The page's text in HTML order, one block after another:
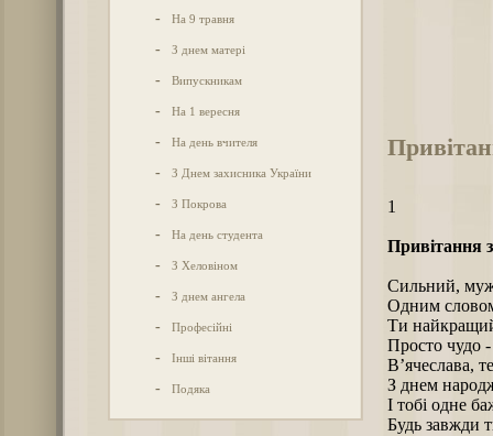
- На 9 травня
- З днем матері
- Випускникам
- На 1 вересня
- На день вчителя
- З Днем захисника України
- З Покрова
- На день студента
- З Хеловіном
- З днем ангела
- Професійні
- Інші вітання
- Подяка
1
Привітання
Сильний,
Одним
Ти
Просто чудо
В’ячеслава,
З днем
І тобі одне
Будь завжди